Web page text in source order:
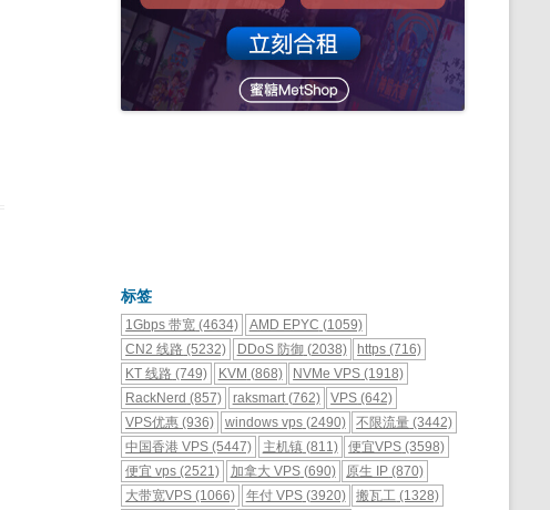
标签
1Gbps 带宽 (4634) AMD EPYC (1059)
CN2 线路 (5232) DDoS 防御(2038) https (716)
KT 线路 (749) KVM (868) NVMe VPS (1918)
RackNerd (857) raksmart(762) VPS (642)
VPS优惠 (936) windows vps(2490) 不限流量 (3442)
中国香港 VPS (5447) 主机镇(811) 便宜VPS (3598)
便宜 vps (2521) 加拿大 VPS(690) 原生 IP (870)
大带宽VPS (1066) 年付 VPS(3920) 搬瓦工 (1328)